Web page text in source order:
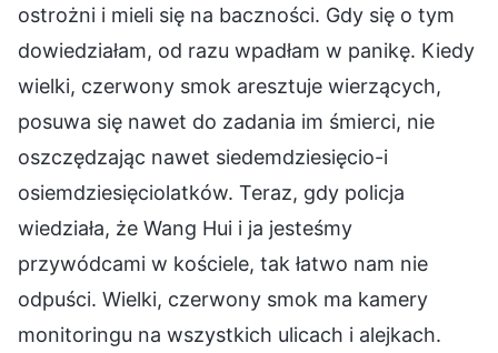
ostrożni i mieli się na baczności. Gdy się o tym
dowiedziałam, od razu wpadłam w panikę. Kiedy
wielki, czerwony smok aresztuje wierzących,
posuwa się nawet do zadania im śmierci, nie
oszczędzając nawet siedemdziesięcio-i
osiemdziesięciolatków. Teraz, gdy policja
wiedziała, że Wang Hui i ja jesteśmy
przywódcami w kościele, tak łatwo nam nie
odpuści. Wielki, czerwony smok ma kamery
monitoringu na wszystkich ulicach i alejkach.